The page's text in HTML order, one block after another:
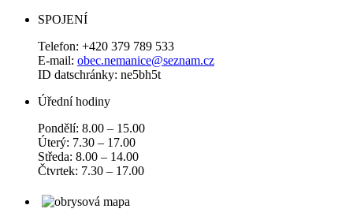
SPOJENÍ
Telefon: +420 379 789 533
E-mail: obec.nemanice@seznam.cz
ID datschránky: ne5bh5t
Úřední hodiny
Pondělí: 8.00 – 15.00
Úterý: 7.30 – 17.00
Středa: 8.00 – 14.00
Čtvrtek: 7.30 – 17.00